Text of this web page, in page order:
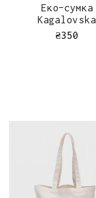
Еко-сумка
Kagalovska
₴350